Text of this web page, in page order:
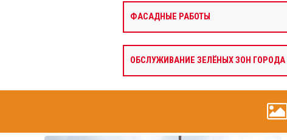
ФАСАДНЫЕ РАБОТЫ
ОБСЛУЖИВАНИЕ ЗЕЛЁНЫХ ЗОН ГОРОДА